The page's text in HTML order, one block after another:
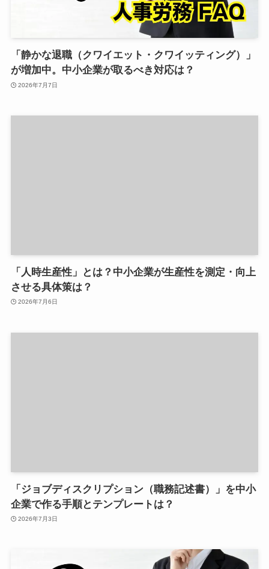
「静かな退職（クワイエット・クワイッティング）」
が増加中。中小企業が取るべき対応は？
2026年7月7日
「人時生産性」とは？中小企業が生産性を測定・向上
させる具体策は？
2026年7月6日
「ジョブディスクリプション（職務記述書）」を中小
企業で作る手順とテンプレートは？
2026年7月3日